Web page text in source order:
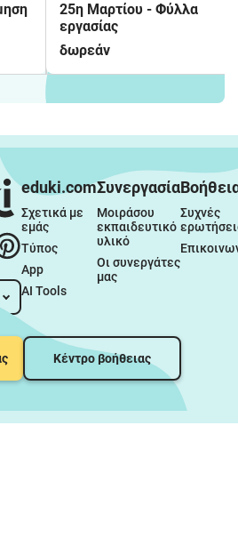
25η Μαρτίου - Φύλλα
εργασίας
δωρεάν
eduki.com
Σχετικά με
εμάς
Τύπος
App
AI Tools
Συνεργασία
Μοιράσου
εκπαιδευτικό
υλικό
Οι συνεργάτες
μας
Συχνές
Κέντρο βοήθειας